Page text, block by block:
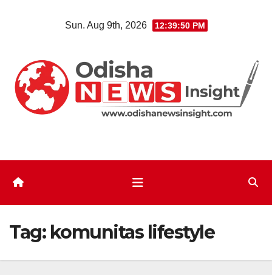
Sun. Aug 9th, 2026 12:39:50 PM
Tag: komunitas lifestyle